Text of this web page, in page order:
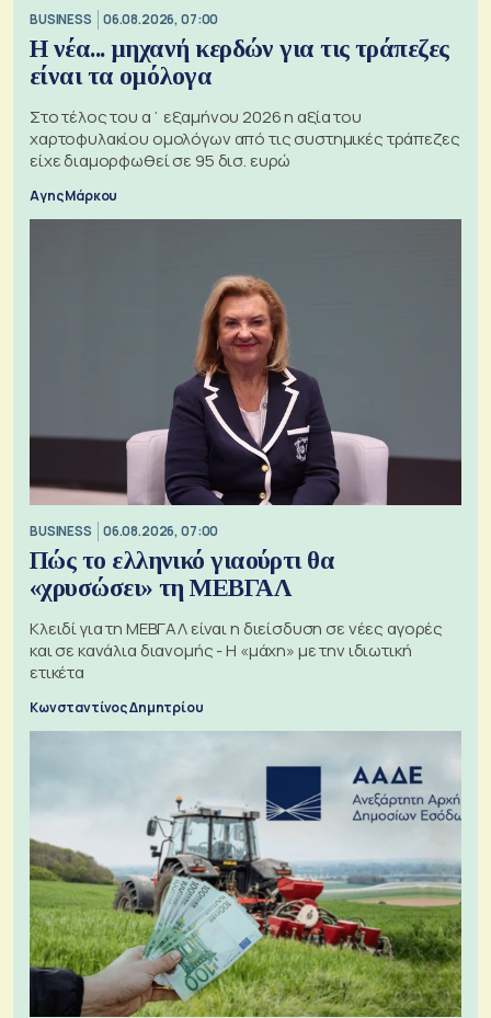
BUSINESS 06.08.2026, 07:00
Η νέα... μηχανή κερδών για τις τράπεζες
είναι τα ομόλογα
Στο τέλος του α΄ εξαμήνου 2026 η αξία του
χαρτοφυλακίου ομολόγων από τις συστημικές τράπεζες
είχε διαμορφωθεί σε 95 δισ. ευρώ
Αγης Μάρκου
BUSINESS 06.08.2026, 07:00
Πώς το ελληνικό γιαούρτι θα
«χρυσώσει» τη ΜΕΒΓΑΛ
Κλειδί για τη ΜΕΒΓΑΛ είναι η διείσδυση σε νέες αγορές
και σε κανάλια διανομής - Η «μάχη» με την ιδιωτική
ετικέτα
Κωνσταντίνος Δημητρίου